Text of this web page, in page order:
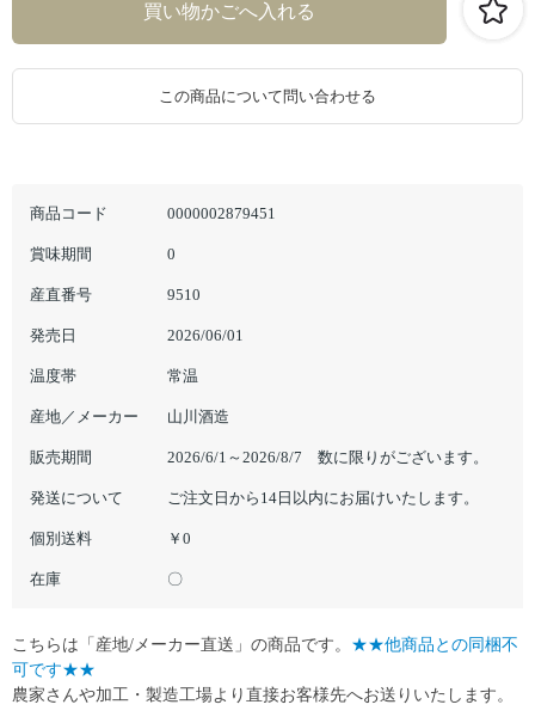
商品コード 0000002879451
賞味期間 0
産直番号 9510
発売日 2026/06/01
温度帯 常温
産地／メーカー 山川酒造
販売期間 2026/6/1～2026/8/7 数に限りがございます。
発送について ご注文日から14日以内にお届けいたします。
個別送料 ￥0
在庫 〇
この商品について問い合わせる
こちらは「産地/メーカー直送」の商品です。 ★★他商品との同梱不
可です★★
農家さんや加工・製造工場より直接お客様先へお送りいたします。